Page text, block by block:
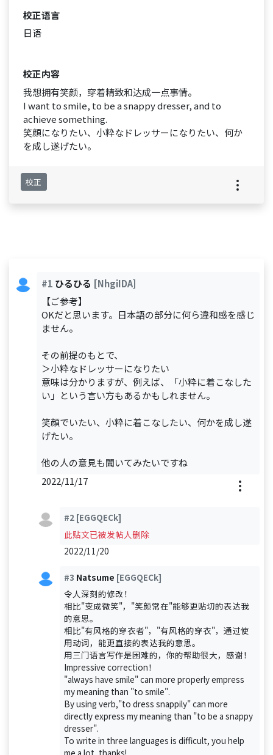
校正语言
日语
校正内容
我想拥有笑颜，穿着精致和达成一点事情。
I want to smile, to be a snappy dresser, and to
achieve something.
笑顔になりたい、小粋なドレッサーになりたい、何か
を成し遂げたい。
校正
#1 ひるひる [NhgiIDA]
【ご参考】
OKだと思います。日本語の部分に何ら違和感を感じ
ません。
その前提のもとで、
＞小粋なドレッサーになりたい
意味は分かりますが、例えば、「小粋に着こなした
い」という言い方もあるかもしれません。
笑顔でいたい、小粋に着こなしたい、何かを成し遂
げたい。
他の人の意見も聞いてみたいですね
2022/11/17
#2 [EGGQECk]
此贴文已被发帖人删除
2022/11/20
#3 Natsume [EGGQECk]
令人深刻的修改！
相比"变成微笑"，"笑颜常在"能够更贴切的表达我
的意思。
相比"有风格的穿衣者"，"有风格的穿衣"，通过使
用动词，能更直接的表达我的意思。
用三门语言写作是困难的，你的帮助很大，感谢！
Impressive correction！
"always have smile" can more properly empress
my meaning than "to smile".
By using verb,"to dress snappily" can more
directly express my meaning than "to be a snappy
dresser".
To write in three languages is difficult, you help